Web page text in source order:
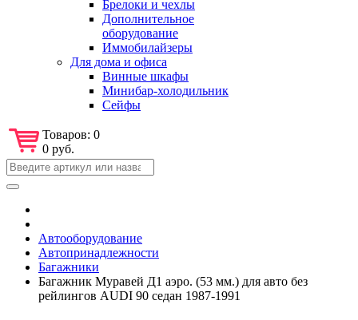
Брелоки и чехлы
Дополнительное
оборудование
Иммобилайзеры
Для дома и офиса
Винные шкафы
Минибар-холодильник
Сейфы
Товаров: 0
0 руб.
Автооборудование
Автопринадлежности
Багажники
Багажник Муравей Д1 аэро. (53 мм.) для авто без
рейлингов AUDI 90 седан 1987-1991